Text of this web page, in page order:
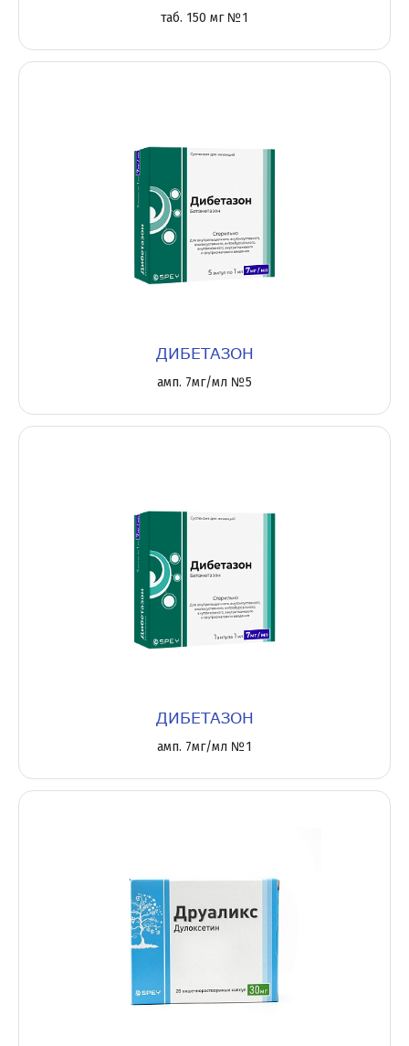
таб. 150 мг №1
ДИБЕТАЗОН
амп. 7мг/мл №5
ДИБЕТАЗОН
амп. 7мг/мл №1